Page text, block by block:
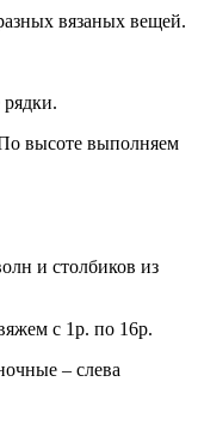
вязаных вещей.
высоте выполняем
и столбиков из
с 1р. по 16р.
– слева